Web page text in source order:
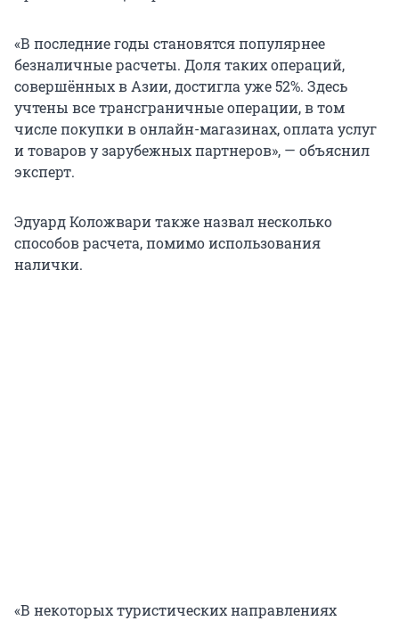
«В последние годы становятся популярнее
безналичные расчеты. Доля таких операций,
совершённых в Азии, достигла уже 52%. Здесь
учтены все трансграничные операции, в том
числе покупки в онлайн-магазинах, оплата услуг
и товаров у зарубежных партнеров», — объяснил
эксперт.
Эдуард Коложвари также назвал несколько
способов расчета, помимо использования
налички.
«В некоторых туристических направлениях